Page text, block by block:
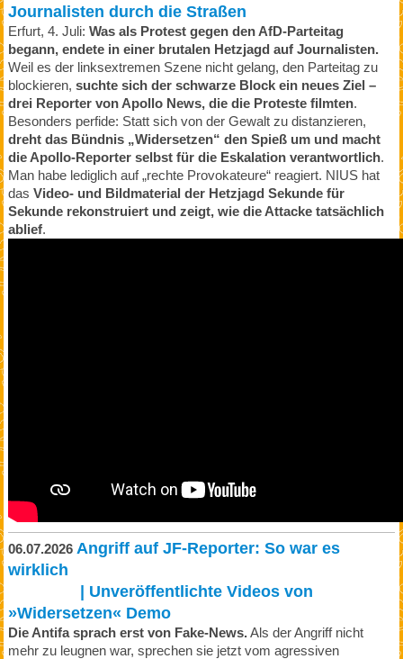
Journalisten durch die Straßen
Erfurt, 4. Juli: Was als Protest gegen den AfD-Parteitag
begann, endete in einer brutalen Hetzjagd auf Journalisten.
Weil es der linksextremen Szene nicht gelang, den Parteitag zu
blockieren, suchte sich der schwarze Block ein neues Ziel –
drei Reporter von Apollo News, die die Proteste filmten.
Besonders perfide: Statt sich von der Gewalt zu distanzieren,
dreht das Bündnis „Widersetzen“ den Spieß um und macht
die Apollo-Reporter selbst für die Eskalation verantwortlich.
Man habe lediglich auf „rechte Provokateure“ reagiert. NIUS hat
das Video- und Bildmaterial der Hetzjagd Sekunde für
Sekunde rekonstruiert und zeigt, wie die Attacke tatsächlich
ablief.
06.07.2026 Angriff auf JF-Reporter: So war es
wirklich
| Unveröffentlichte Videos von
»Widersetzen« Demo
Die Antifa sprach erst von Fake-News.Als der Angriff nicht
mehr zu leugnen war, sprechen sie jetzt vom agressiven